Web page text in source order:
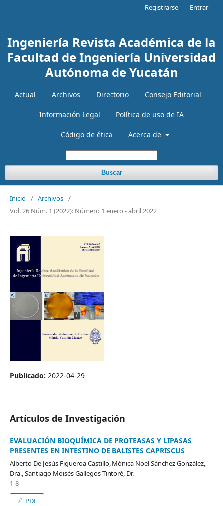
Ingeniería Revista Académica de la
Facultad de Ingeniería Universidad
Autónoma de Yucatán
Actual Archivos Directorio Consejo Editorial
Información Legal Política de uso de IA
Código de ética Acerca de
Buscar
Registrarse Entrar
Inicio / Archivos /
Vol. 26 Núm. 1 (2022): Número 1 enero - abril 2022
Publicado: 2022-04-29
Artículos de Investigación
EVALUACIÓN BIOQUÍMICA DE PROTEASAS Y LIPASAS
PRESENTES EN INTESTINO DE BALISTES CAPRISCUS
Alberto De Jesús Figueroa Castillo, Mónica Noel Sánchez González,
Dra., Santiago Moisés Gallegos Tintoré, Dr.
1-8
PDF